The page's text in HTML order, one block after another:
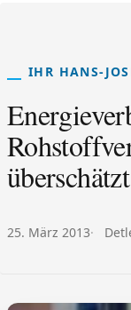
IHR HANS-
überschätzt
Veröffentlicht am:
25. März 2013